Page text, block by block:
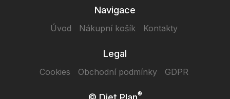
Navigace
Úvod Nákupní košík Kontakty
Legal
Cookies Obchodní podmínky GDPR
®